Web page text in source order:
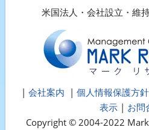
米国法人・会社設立・維
| 会社案内 | 個人情報保護方針
表示| お問
Copyright © 2004-2022